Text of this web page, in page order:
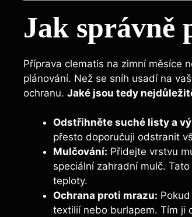
Jak správně
Příprava clematis na zimní měsíce
plánování. Než se sníh usadí na
ochranu. Jaké jsou tedy
Odstřihněte suché listy a
přesto doporučuji odstranit
Mulčování: Přidejte vrstvu
speciální zahradní mulč.
teploty.
Ochrana proti mrazu:
textilií nebo burlapem. Tím ji